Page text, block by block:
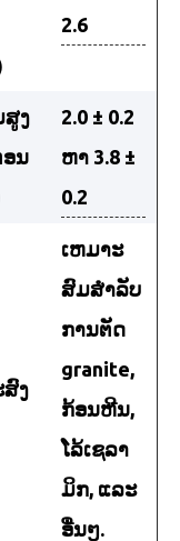
2.6
ສູງ
ອນ
2.0 ± 0.2
ຫາ 3.8 ±
0.2
ສົງ
ເຫມາະ
ສົມສໍາລັບ
ການຕັດ
granite,
ກ້ອນຫີນ,
ໂລ້ເຊລາ
ມິກ, ແລະ
ອື່ນໆ.